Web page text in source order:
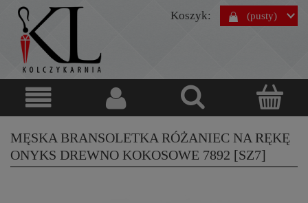
Koszyk: (pusty)
MĘSKA BRANSOLETKA RÓŻANIEC NA RĘKĘ
ONYKS DREWNO KOKOSOWE 7892 [SZ7]